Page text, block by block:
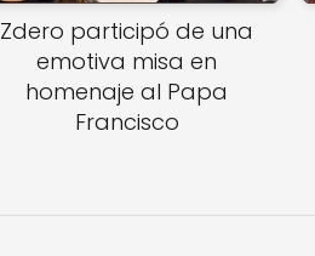
Zdero participó de una
emotiva misa en
homenaje al Papa
Francisco